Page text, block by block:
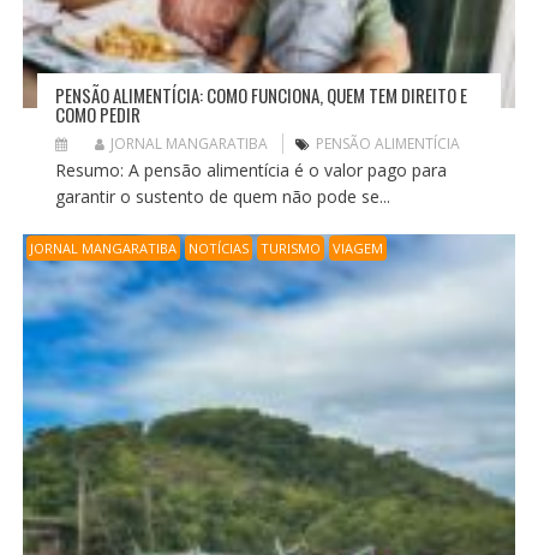
PENSÃO ALIMENTÍCIA: COMO FUNCIONA, QUEM TEM DIREITO E
COMO PEDIR
JORNAL MANGARATIBA PENSÃO ALIMENTÍCIA
Resumo: A pensão alimentícia é o valor pago para
garantir o sustento de quem não pode se...
JORNAL MANGARATIBA NOTÍCIAS TURISMO VIAGEM